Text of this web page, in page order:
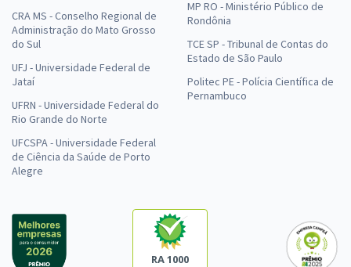
CRA MS - Conselho Regional de
Administração do Mato Grosso
do Sul
UFJ - Universidade Federal de
Jataí
UFRN - Universidade Federal do
Rio Grande do Norte
UFCSPA - Universidade Federal
de Ciência da Saúde de Porto
Alegre
MP RO - Ministério Público de
Rondônia
TCE SP - Tribunal de Contas do
Estado de São Paulo
Politec PE - Polícia Científica de
Pernambuco
RA 1000